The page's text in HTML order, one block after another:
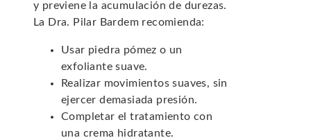
y previene la acumulación de durezas.
La Dra. Pilar Bardem recomienda:
Usar piedra pómez o un
exfoliante suave.
Realizar movimientos suaves, sin
ejercer demasiada presión.
Completar el tratamiento con
una crema hidratante.